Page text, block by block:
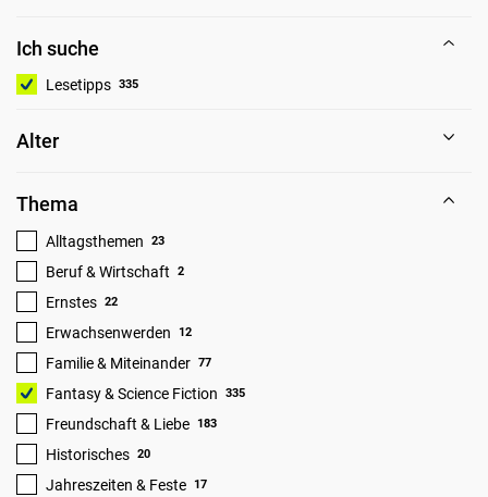
Ich suche
Lesetipps 335
Alter
Thema
Alltagsthemen 23
Beruf & Wirtschaft 2
Ernstes 22
Erwachsenwerden 12
Familie & Miteinander 77
Fantasy & Science Fiction 335
Freundschaft & Liebe 183
Historisches 20
Jahreszeiten & Feste 17